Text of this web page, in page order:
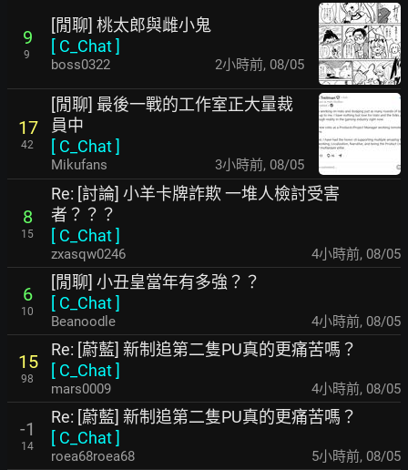
9
9
[閒聊] 桃太郎與雌小鬼
[ C_Chat]
boss0322 2小時前, 08/05
17
42
[閒聊] 最後一戰的工作室正大量裁
員中
[ C_Chat]
Mikufans 3小時前, 08/05
8
15
Re: [討論] 小羊卡牌詐欺 一堆人檢討受害
者？？？
[ C_Chat]
zxasqw0246 4小時前, 08/05
6
10
[閒聊] 小丑皇當年有多強？？
[ C_Chat]
Beanoodle 4小時前, 08/05
15
98
Re: [蔚藍] 新制追第二隻PU真的更痛苦嗎？
[ C_Chat]
mars0009 4小時前, 08/05
-1
14
Re: [蔚藍] 新制追第二隻PU真的更痛苦嗎？
[ C_Chat]
roea68roea68 5小時前, 08/05